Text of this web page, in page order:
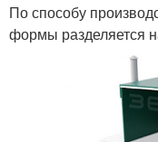
По способу
формы разделяется